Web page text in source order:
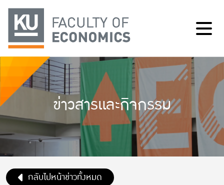
ข่าวสารและกิจกรรม
กลับไปหน้าข่าวทั้งหมด